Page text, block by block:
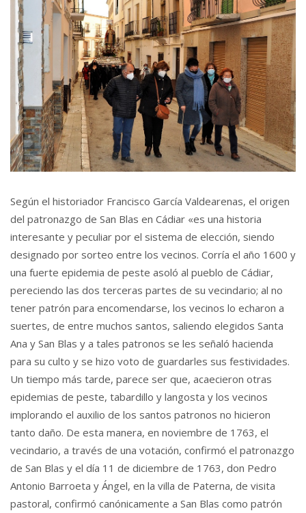
Según el historiador Francisco García Valdearenas, el origen
del patronazgo de San Blas en Cádiar «es una historia
interesante y peculiar por el sistema de elección, siendo
designado por sorteo entre los vecinos. Corría el año 1600 y
una fuerte epidemia de peste asoló al pueblo de Cádiar,
pereciendo las dos terceras partes de su vecindario; al no
tener patrón para encomendarse, los vecinos lo echaron a
suertes, de entre muchos santos, saliendo elegidos Santa
Ana y San Blas y a tales patronos se les señaló hacienda
para su culto y se hizo voto de guardarles sus festividades.
Un tiempo más tarde, parece ser que, acaecieron otras
epidemias de peste, tabardillo y langosta y los vecinos
implorando el auxilio de los santos patronos no hicieron
tanto daño. De esta manera, en noviembre de 1763, el
vecindario, a través de una votación, confirmó el patronazgo
de San Blas y el día 11 de diciembre de 1763, don Pedro
Antonio Barroeta y Ángel, en la villa de Paterna, de visita
pastoral, confirmó canónicamente a San Blas como patrón